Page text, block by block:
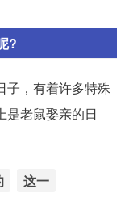
?
子，有着许多特殊
是老鼠娶亲的日
这一